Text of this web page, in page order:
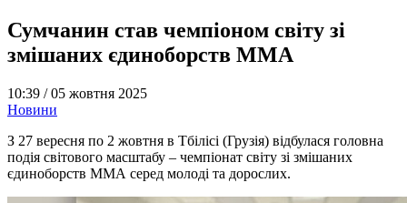
Сумчанин став чемпіоном світу зі
змішаних єдиноборств ММА
10:39 /05 жовтня 2025
Новини
З 27 вересня по 2 жовтня в Тбілісі (Грузія) відбулася головна
подія світового масштабу – чемпіонат світу зі змішаних
єдиноборств ММА серед молоді та дорослих.